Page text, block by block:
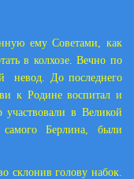
ему Советами, как
в колхозе. Вечно по
невод. До последнего
к Родине воспитал и
в Великой
Берлина, были
склонив голову набок.